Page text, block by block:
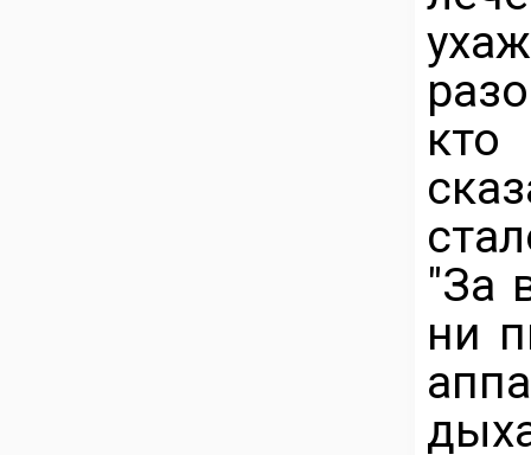
"За
ни